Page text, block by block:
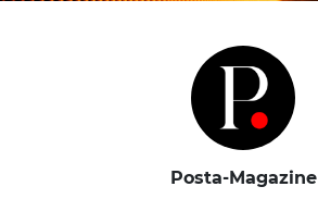
Posta-Magazine